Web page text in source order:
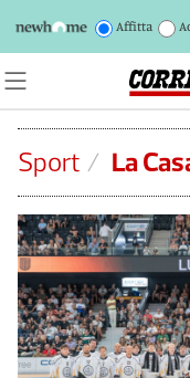
Affitta
Sport / La